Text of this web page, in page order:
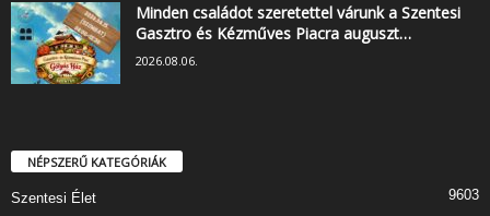
Minden családot szeretettel várunk a Szentesi
Gasztro és Kézműves Piacra auguszt…
2026.08.06.
NÉPSZERŰ KATEGÓRIÁK
Szentesi Élet 9603